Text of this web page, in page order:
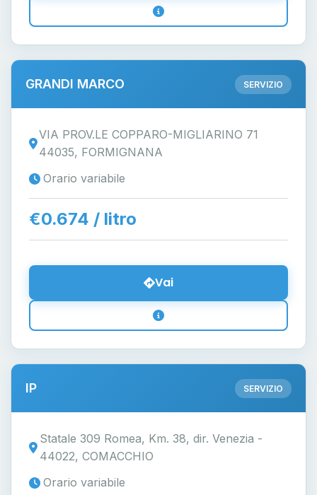
GRANDI MARCO SERVIZIO
VIA PROV.LE COPPARO-MIGLIARINO 71
44035, FORMIGNANA
Orario variabile
€0.674 / litro
Vai
IP SERVIZIO
Statale 309 Romea, Km. 38, dir. Venezia -
44022, COMACCHIO
Orario variabile